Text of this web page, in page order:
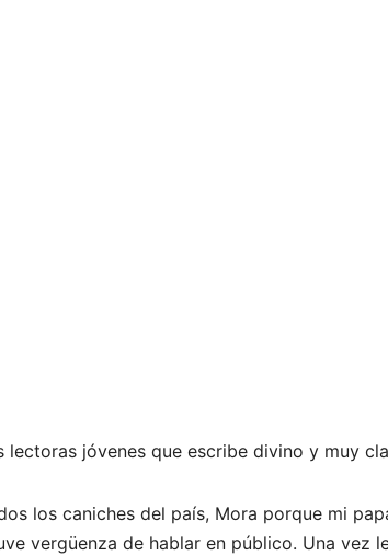
lectoras jóvenes que escribe divino y muy
los caniches del país, Mora porque mi
vergüenza de hablar en público. Una vez